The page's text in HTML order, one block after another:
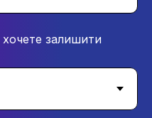
хочете залишити